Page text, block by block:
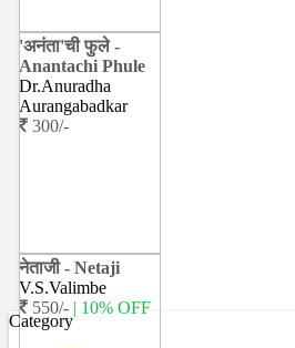
'अनंता'ची फुले -
Anantachi Phule
Dr.Anuradha
Aurangabadkar
300/-
नेताजी - Netaji
V.S.Valimbe
550/- | 10% OFF
Category